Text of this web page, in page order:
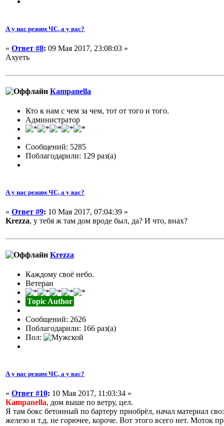
А у нас режим ЧС, а у вас?
« Ответ #8: 09 Мая 2017, 23:08:03 »
Ахуеть
Кampanella
Кто к нам с чем за чем, тот от того и того.
Администратор
Сообщений: 5285
Поблагодарили: 129 раз(а)
А у нас режим ЧС, а у вас?
« Ответ #9: 10 Мая 2017, 07:04:39 »
Krezza, у тебя ж там дом вроде был, да? И что, внах?
Krezza
Каждому своё небо.
Ветеран
Topic Author
Сообщений: 2626
Поблагодарили: 166 раз(а)
Пол:
А у нас режим ЧС, а у вас?
« Ответ #10: 10 Мая 2017, 11:03:34 »
Кampanella, дом выше по ветру, цел.
Я там бокс бетонный по бартеру приобрёл, начал материал
железо и т.д. не горючее, короче. Вот этого всего нет. Моток